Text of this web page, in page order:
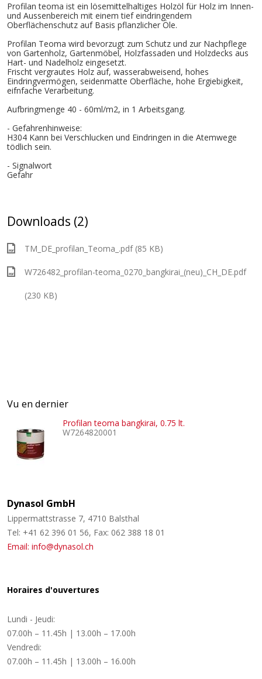
Profilan teoma ist ein lösemittelhaltiges Holzöl für Holz im Innen-
und Aussenbereich mit einem tief eindringendem
Oberflächenschutz auf Basis pflanzlicher Öle.
Profilan Teoma wird bevorzugt zum Schutz und zur Nachpflege
von Gartenholz, Gartenmöbel, Holzfassaden und Holzdecks aus
Hart- und Nadelholz eingesetzt.
Frischt vergrautes Holz auf, wasserabweisend, hohes
Eindringvermögen, seidenmatte Oberfläche, hohe Ergiebigkeit,
eifnfache Verarbeitung.
Aufbringmenge 40 - 60ml/m2, in 1 Arbeitsgang.
- Gefahrenhinweise:
H304 Kann bei Verschlucken und Eindringen in die Atemwege
tödlich sein.
- Signalwort
Gefahr
Downloads (2)
TM_DE_profilan_Teoma_.pdf (85 KB)
W726482_profilan-teoma_0270_bangkirai_(neu)_CH_DE.pdf
(230 KB)
Vu en dernier
Profilan teoma bangkirai, 0.75 lt.
W7264820001
Dynasol GmbH
Lippermattstrasse 7, 4710 Balsthal
Tel: +41 62 396 01 56, Fax: 062 388 18 01
Email: info@dynasol.ch
Horaires d'ouvertures
Lundi - Jeudi:
07.00h – 11.45h | 13.00h – 17.00h
Vendredi:
07.00h – 11.45h | 13.00h – 16.00h